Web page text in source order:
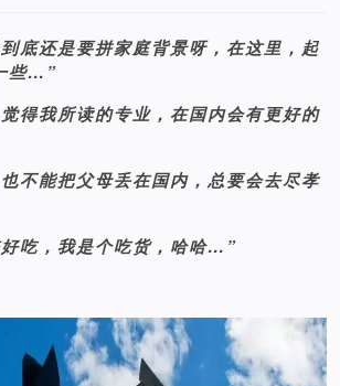
底还是要拼家庭背景呀，在这里，起
些…”
得我所读的专业，在国内会有更好的
不能把父母丢在国内，总要会去尽孝
吃，我是个吃货，哈哈…”